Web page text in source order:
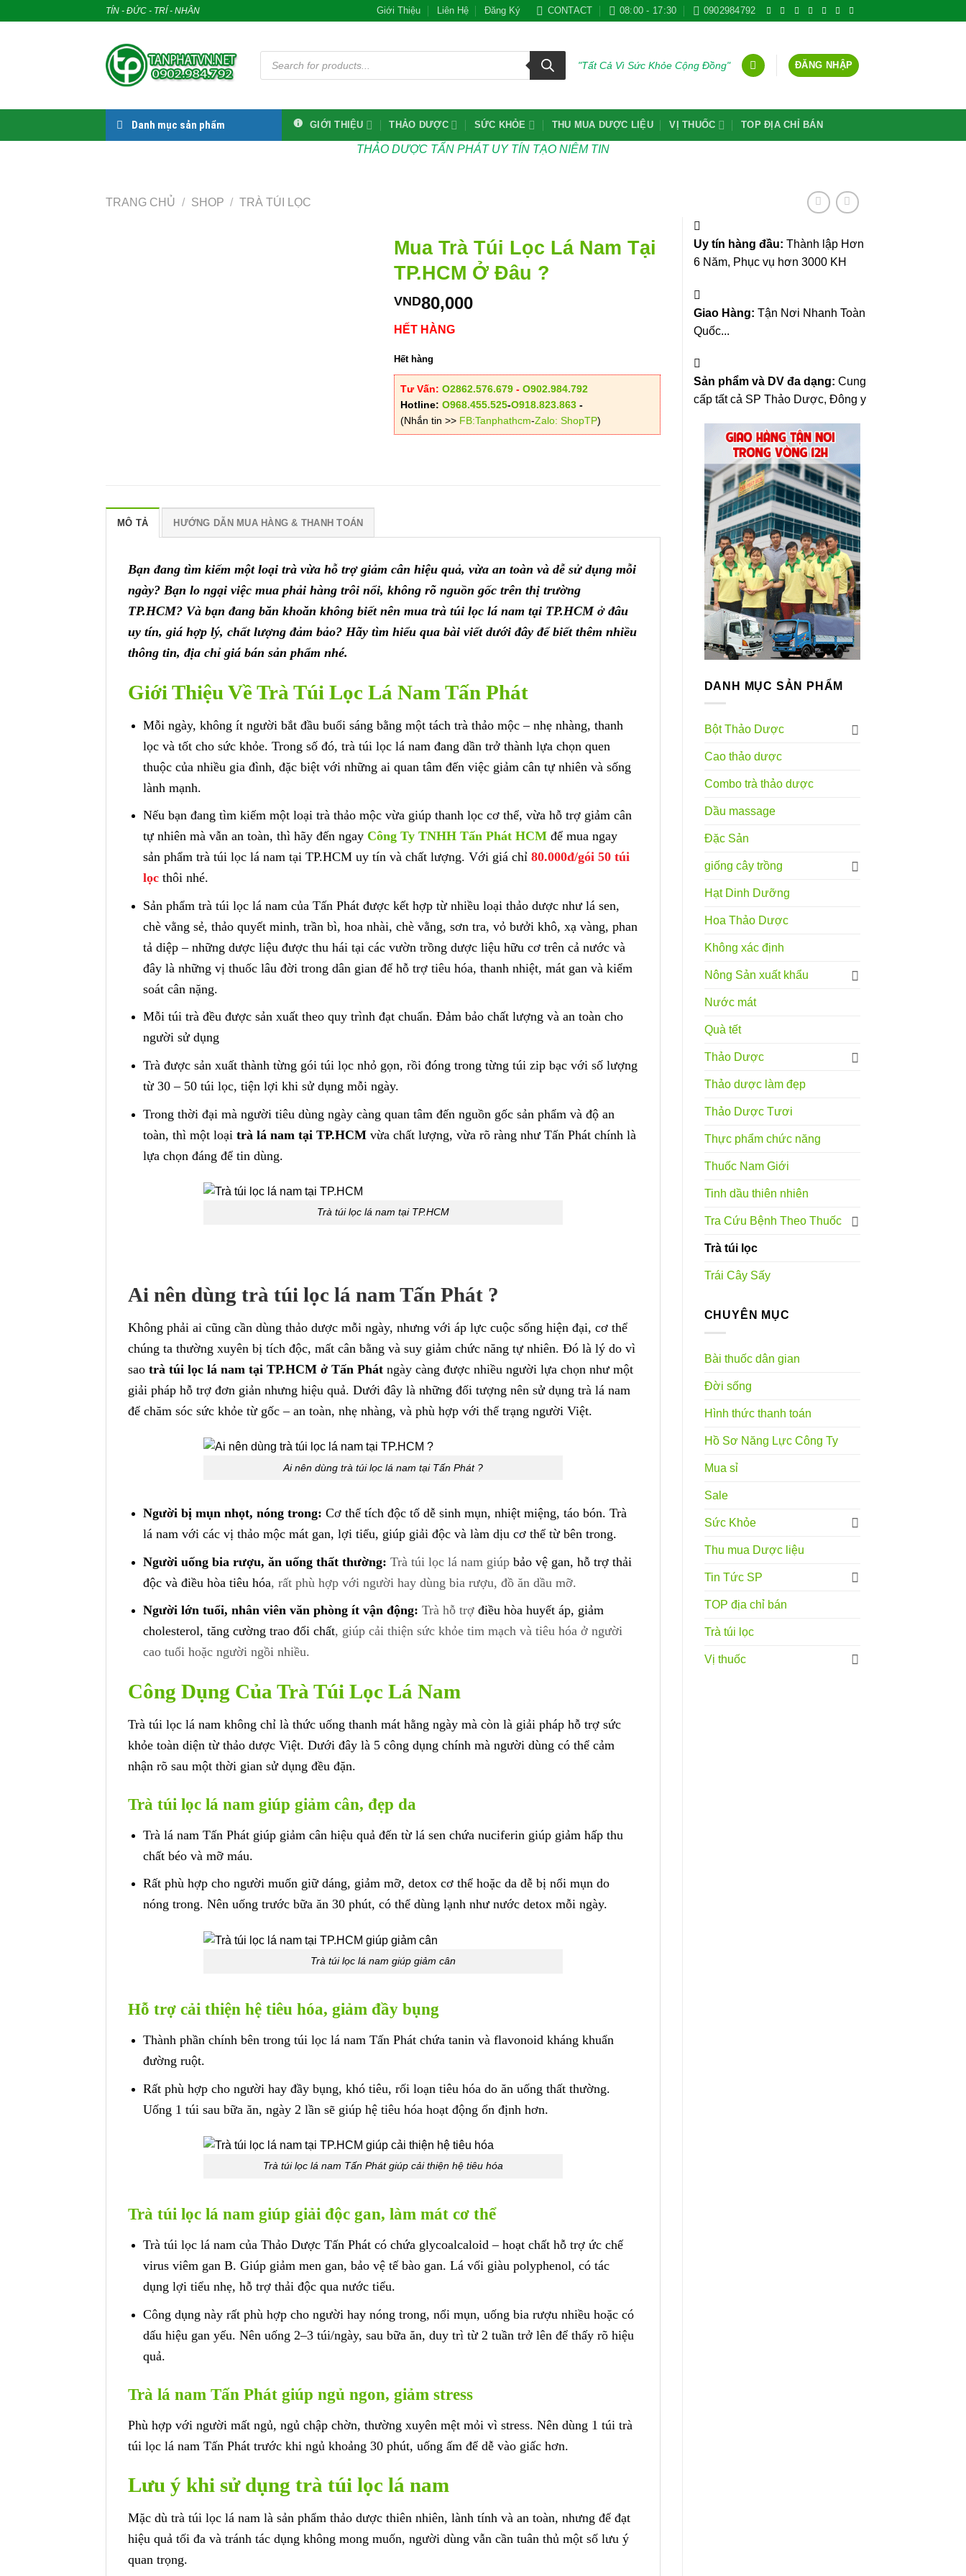
TÍN - ĐỨC - TRÍ - NHÂN Giới Thiệu Liên Hệ Đăng Ký CONTACT 08:00 - 17:30 0902984792
Tìm
kiếm
phẩm
"Tất Cả Vì Sức Khỏe Cộng Đồng" ĐĂNG NHẬP
Danh mục sản phẩm GIỚI THIỆU THẢO DƯỢC SỨC KHỎE THU MUA DƯỢC LIỆU VỊ THUỐC TOP ĐỊA CHỈ BÁN
THẢO DƯỢC TẤN PHÁT UY TÍN TẠO NIÊM TIN
TRANG CHỦ / SHOP / TRÀ TÚI LỌC
Uy tín hàng đầu: Thành lập Hơn
6 Năm, Phục vụ hơn 3000 KH
Giao Hàng: Tận Nơi Nhanh Toàn
Quốc...
Sản phẩm và DV đa dạng: Cung
cấp tất cả SP Thảo Dược, Đông y
DANH MỤC SẢN PHẨM
Bột Thảo Dược
Cao thảo dược
Combo trà thảo dược
Dầu massage
Đặc Sản
giống cây trồng
Hạt Dinh Dưỡng
Hoa Thảo Dược
Không xác định
Nông Sản xuất khẩu
Nước mát
Quà tết
Thảo Dược
Thảo dược làm đẹp
Thảo Dược Tươi
Thực phẩm chức năng
Thuốc Nam Giới
Tinh dầu thiên nhiên
Tra Cứu Bệnh Theo Thuốc
Trà túi lọc
Trái Cây Sấy
CHUYÊN MỤC
Bài thuốc dân gian
Đời sống
Hình thức thanh toán
Hồ Sơ Năng Lực Công Ty
Mua sỉ
Sale
Sức Khỏe
Thu mua Dược liệu
Tin Tức SP
TOP địa chỉ bán
Trà túi lọc
Vị thuốc
Mua Trà Túi Lọc Lá Nam Tại
TP.HCM Ở Đâu ?
VND80,000
HẾT HÀNG
Hết hàng
Tư Vấn: O2862.576.679- O902.984.792
Hotline: O968.455.525-O918.823.863-
(Nhắn tin >> FB:Tanphathcm-Zalo: ShopTP)
MÔ TẢ HƯỚNG DẪN MUA HÀNG & THANH TOÁN
Bạn đang tìm kiếm một loại trà vừa hỗ trợ giảm cân hiệu quả, vừa an toàn và dễ sử dụng mỗi
ngày? Bạn lo ngại việc mua phải hàng trôi nổi, không rõ nguồn gốc trên thị trường
TP.HCM? Và bạn đang băn khoăn không biết nên mua trà túi lọc lá nam tại TP.HCM ở đâu
uy tín, giá hợp lý, chất lượng đảm bảo? Hãy tìm hiểu qua bài viết dưới đây để biết thêm nhiều
thông tin, địa chỉ giá bán sản phẩm nhé.
Giới Thiệu Về Trà Túi Lọc Lá Nam Tấn Phát
Mỗi ngày, không ít người bắt đầu buổi sáng bằng một tách trà thảo mộc – nhẹ nhàng, thanh
lọc và tốt cho sức khỏe. Trong số đó, trà túi lọc lá nam đang dần trở thành lựa chọn quen
thuộc của nhiều gia đình, đặc biệt với những ai quan tâm đến việc giảm cân tự nhiên và sống
lành mạnh.
Nếu bạn đang tìm kiếm một loại trà thảo mộc vừa giúp thanh lọc cơ thể, vừa hỗ trợ giảm cân
tự nhiên mà vẫn an toàn, thì hãy đến ngay Công Ty TNHH Tấn Phát HCMđể mua ngay
sản phẩm trà túi lọc lá nam tại TP.HCM uy tín và chất lượng. Với giá chỉ 80.000đ/gói 50 túi
lọcthôi nhé.
Sản phẩm trà túi lọc lá nam của Tấn Phát được kết hợp từ nhiều loại thảo dược như lá sen,
chè vằng sẻ, thảo quyết minh, trần bì, hoa nhài, chè vằng, sơn tra, vỏ bưởi khô, xạ vàng, phan
tả diệp – những dược liệu được thu hái tại các vườn trồng dược liệu hữu cơ trên cả nước và
đây là những vị thuốc lâu đời trong dân gian để hỗ trợ tiêu hóa, thanh nhiệt, mát gan và kiểm
soát cân nặng.
Mỗi túi trà đều được sản xuất theo quy trình đạt chuẩn. Đảm bảo chất lượng và an toàn cho
người sử dụng
Trà được sản xuất thành từng gói túi lọc nhỏ gọn, rồi đóng trong từng túi zip bạc với số lượng
từ 30 – 50 túi lọc, tiện lợi khi sử dụng mỗi ngày.
Trong thời đại mà người tiêu dùng ngày càng quan tâm đến nguồn gốc sản phẩm và độ an
toàn, thì một loại trà lá nam tại TP.HCMvừa chất lượng, vừa rõ ràng như Tấn Phát chính là
lựa chọn đáng để tin dùng.
Trà túi lọc lá nam tại TP.HCM
Ai nên dùng trà túi lọc lá nam Tấn Phát ?
Không phải ai cũng cần dùng thảo dược mỗi ngày, nhưng với áp lực cuộc sống hiện đại, cơ thể
chúng ta thường xuyên bị tích độc, mất cân bằng và suy giảm chức năng tự nhiên. Đó là lý do vì
sao trà túi lọc lá nam tại TP.HCM ở Tấn Phát ngày càng được nhiều người lựa chọn như một
giải pháp hỗ trợ đơn giản nhưng hiệu quả. Dưới đây là những đối tượng nên sử dụng trà lá nam
để chăm sóc sức khỏe từ gốc – an toàn, nhẹ nhàng, và phù hợp với thể trạng người Việt.
Ai nên dùng trà túi lọc lá nam tại Tấn Phát ?
Người bị mụn nhọt, nóng trong: Cơ thể tích độc tố dễ sinh mụn, nhiệt miệng, táo bón. Trà
lá nam với các vị thảo mộc mát gan, lợi tiểu, giúp giải độc và làm dịu cơ thể từ bên trong.
Người uống bia rượu, ăn uống thất thường: Trà túi lọc lá nam giúp bảo vệ gan, hỗ trợ thải
độc và điều hòa tiêu hóa, rất phù hợp với người hay dùng bia rượu, đồ ăn dầu mỡ.
Người lớn tuổi, nhân viên văn phòng ít vận động: Trà hỗ trợ điều hòa huyết áp, giảm
cholesterol, tăng cường trao đổi chất, giúp cải thiện sức khỏe tim mạch và tiêu hóa ở người
cao tuổi hoặc người ngồi nhiều.
Công Dụng Của Trà Túi Lọc Lá Nam
Trà túi lọc lá nam không chỉ là thức uống thanh mát hằng ngày mà còn là giải pháp hỗ trợ sức
khỏe toàn diện từ thảo dược Việt. Dưới đây là 5 công dụng chính mà người dùng có thể cảm
nhận rõ sau một thời gian sử dụng đều đặn.
Trà túi lọc lá nam giúp giảm cân, đẹp da
Trà lá nam Tấn Phát giúp giảm cân hiệu quả đến từ lá sen chứa nuciferin giúp giảm hấp thu
chất béo và mỡ máu.
Rất phù hợp cho người muốn giữ dáng, giảm mỡ, detox cơ thể hoặc da dễ bị nổi mụn do
nóng trong. Nên uống trước bữa ăn 30 phút, có thể dùng lạnh như nước detox mỗi ngày.
Trà túi lọc lá nam giúp giảm cân
Hỗ trợ cải thiện hệ tiêu hóa, giảm đầy bụng
Thành phần chính bên trong túi lọc lá nam Tấn Phát chứa tanin và flavonoid kháng khuẩn
đường ruột.
Rất phù hợp cho người hay đầy bụng, khó tiêu, rối loạn tiêu hóa do ăn uống thất thường.
Uống 1 túi sau bữa ăn, ngày 2 lần sẽ giúp hệ tiêu hóa hoạt động ổn định hơn.
Trà túi lọc lá nam Tấn Phát giúp cải thiện hệ tiêu hóa
Trà túi lọc lá nam giúp giải độc gan, làm mát cơ thể
Trà túi lọc lá nam của Thảo Dược Tấn Phát có chứa glycoalcaloid – hoạt chất hỗ trợ ức chế
virus viêm gan B. Giúp giảm men gan, bảo vệ tế bào gan. Lá vối giàu polyphenol, có tác
dụng lợi tiểu nhẹ, hỗ trợ thải độc qua nước tiểu.
Công dụng này rất phù hợp cho người hay nóng trong, nổi mụn, uống bia rượu nhiều hoặc có
dấu hiệu gan yếu. Nên uống 2–3 túi/ngày, sau bữa ăn, duy trì từ 2 tuần trở lên để thấy rõ hiệu
quả.
Trà lá nam Tấn Phát giúp ngủ ngon, giảm stress
Phù hợp với người mất ngủ, ngủ chập chờn, thường xuyên mệt mỏi vì stress. Nên dùng 1 túi trà
túi lọc lá nam Tấn Phát trước khi ngủ khoảng 30 phút, uống ấm để dễ vào giấc hơn.
Lưu ý khi sử dụng trà túi lọc lá nam
Mặc dù trà túi lọc lá nam là sản phẩm thảo dược thiên nhiên, lành tính và an toàn, nhưng để đạt
hiệu quả tối đa và tránh tác dụng không mong muốn, người dùng vẫn cần tuân thủ một số lưu ý
quan trọng.